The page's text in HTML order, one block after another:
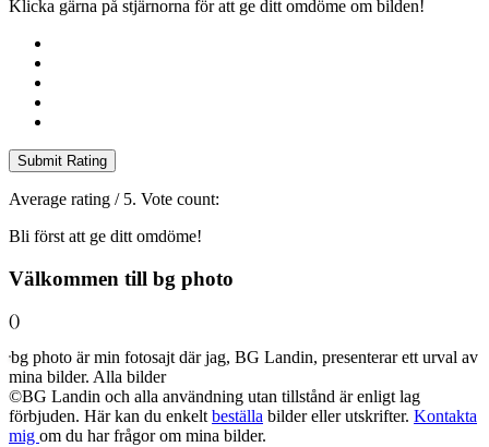
Klicka gärna på stjärnorna för att ge ditt omdöme om bilden!
Submit Rating
Average rating / 5. Vote count:
Bli först att ge ditt omdöme!
Välkommen till bg photo
()
bg photo är min fotosajt där jag, BG Landin, presenterar ett urval av
mina bilder. Alla bilder
©BG Landin och alla användning utan tillstånd är enligt lag
förbjuden. Här kan du enkelt beställa bilder eller utskrifter. Kontakta
mig om du har frågor om mina bilder.